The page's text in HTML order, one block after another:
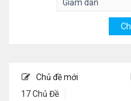
Chủ đề mới
17 Chủ Đề